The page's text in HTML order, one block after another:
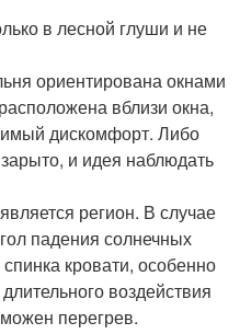
в лесной глуши и не
ориентирована окнами
вблизи окна,
дискомфорт. Либо
и идея наблюдать
регион. В случае
падения солнечных
кровати, особенно
воздействия
перегрев.